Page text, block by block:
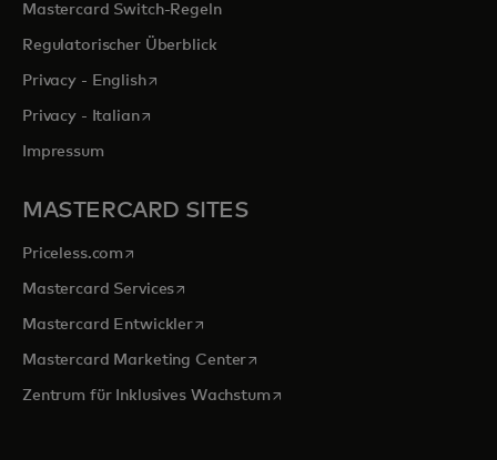
Mastercard Switch-Regeln
Regulatorischer Überblick
Privacy - Englishwird in einer neuen Registerkarte geöffnet
Privacy - Italianwird in einer neuen Registerkarte geöffnet
Impressum
MASTERCARD SITES
Priceless.com wird in einer neuen Registerkarte geöffnet
Mastercard Serviceswird in einer neuen Registerkarte geöffnet
Mastercard Entwicklerwird in einer neuen Registerkarte
Mastercard Marketing Centerwird in einer neuen
Zentrum für Inklusives Wachstumwird in einer neuen